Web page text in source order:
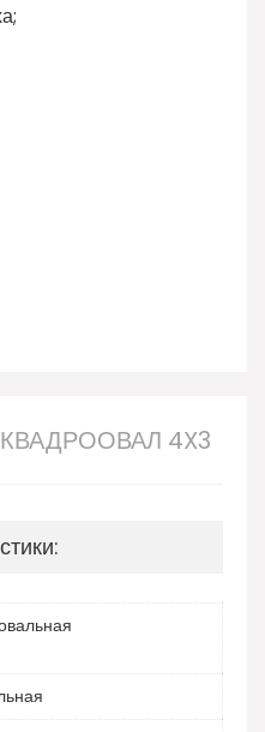
КВАДРООВАЛ 4X3